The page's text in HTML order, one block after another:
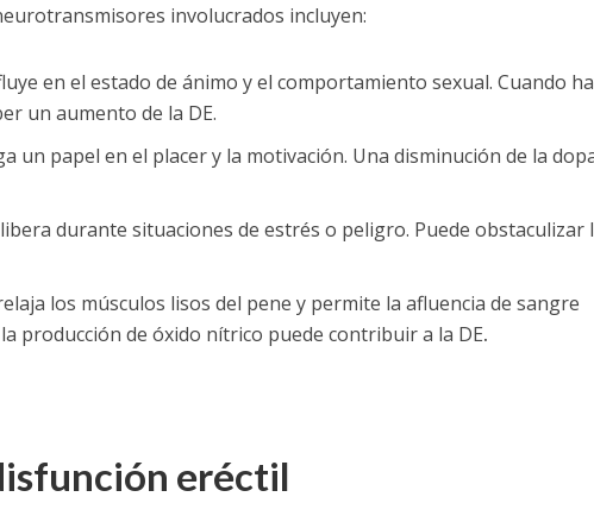
involucrados incluyen:
en el estado de ánimo y el comportamiento sexual. Cuando
un aumento de la DE.
un papel en el placer y la motivación. Una disminución de la
durante situaciones de estrés o peligro. Puede obstaculizar
los músculos lisos del pene y permite la afluencia de sangre
producción de óxido nítrico puede contribuir a la DE.
eréctil